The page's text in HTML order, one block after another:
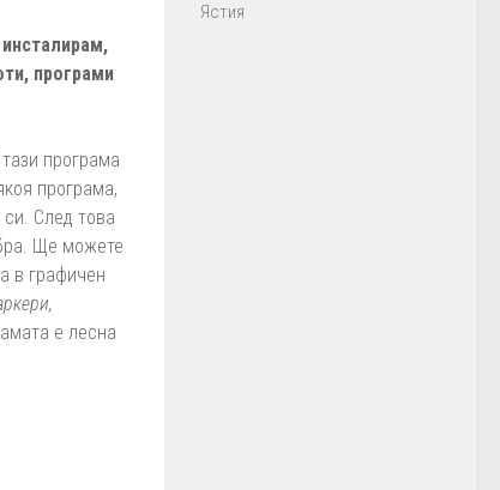
програми
програма
програма,
След това
Ще можете
в графичен
е лесна
Ястия